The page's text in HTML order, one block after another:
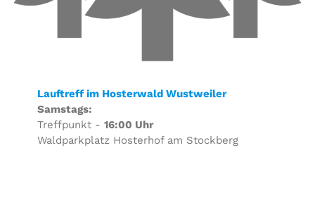
Lauftreff im Hosterwald Wustweiler
Samstags:
Treffpunkt - 16:00 Uhr
Waldparkplatz Hosterhof am Stockberg